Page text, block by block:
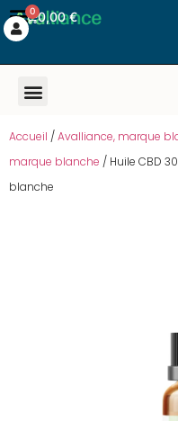
0,00€
0
Accueil /Avalliance, marque
marque blanche / Huile CBD
blanche